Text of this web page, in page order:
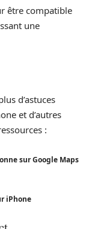
être compatible
une
d’astuces
et d’autres
:
sur Google Maps
iPhone